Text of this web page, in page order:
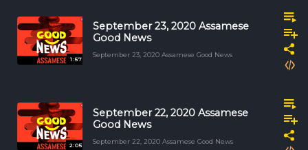
1:57
September 23, 2020 Assamese
Good News
September 23, 2020 Assamese Good News
2:05
September 22, 2020 Assamese
Good News
September 22, 2020 Assamese Good News